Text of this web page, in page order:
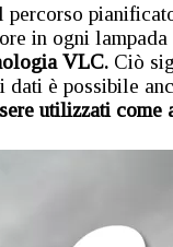
percorso
in ogni
VLC. Ciò
è possibile
utilizzati come